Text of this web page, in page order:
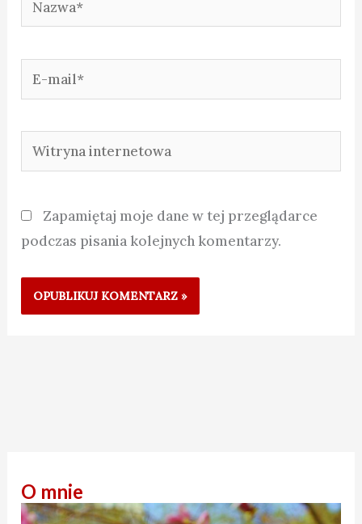
E-
mail*
Witryna
internetowa
Zapamiętaj moje dane w tej przeglądarce
podczas pisania kolejnych komentarzy.
O mnie